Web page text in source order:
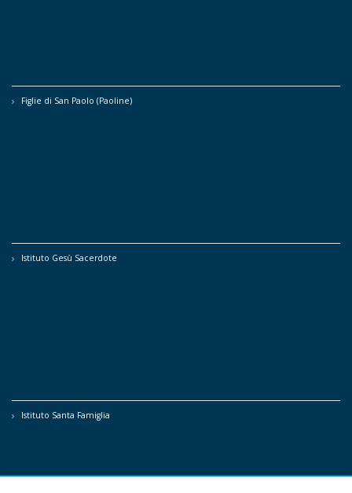
Figlie di San Paolo (Paoline)
Istituto Gesù Sacerdote
Istituto Santa Famiglia